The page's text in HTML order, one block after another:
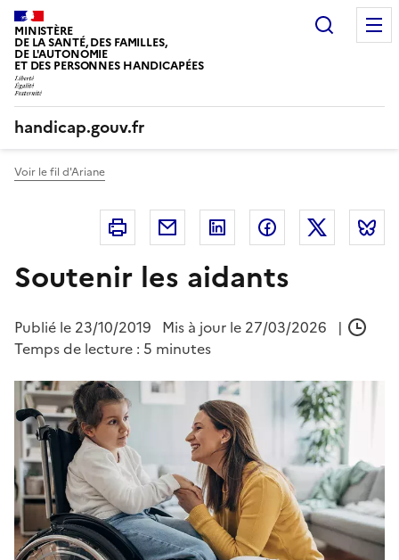
Panneau de gestion des cookies
MINISTÈRE
DE LA SANTÉ, DES FAMILLES,
DE L'AUTONOMIE
ET DES PERSONNES HANDICAPÉES
handicap.gouv.fr
Voir le fil d'Ariane
Imprimer Courriel Linkedin FacebookTwitter
Soutenir les aidants
Publié le 23/10/2019 Mis à jour le 27/03/2026
|
Temps de lecture : 5 minutes